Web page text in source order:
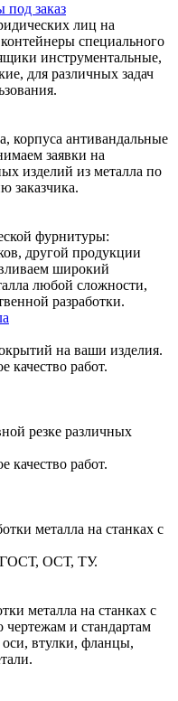
под заказ
лиц на
специального
инструментальные,
для различных задач
корпуса антивандальные
заявки на
изделий из металла по
заказчика.
фурнитуры:
другой продукции
широкий
любой сложности,
разработки.
на ваши изделия.
качество работ.
резке различных
качество работ.
металла на станках с
ГОСТ, ОСТ, ТУ.
металла на станках с
и стандартам
втулки, фланцы,